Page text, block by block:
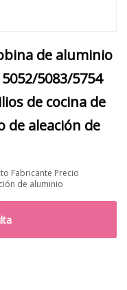
de aluminio
5083/5754
de cocina de
de aleación de
de aluminio